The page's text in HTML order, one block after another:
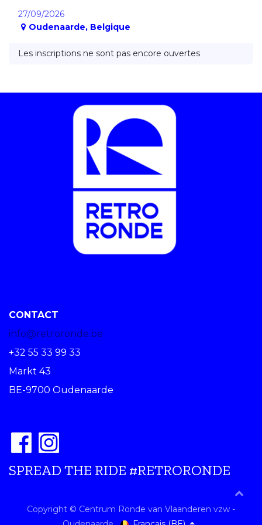
27/09/2026
Oudenaarde, Belgique
Les inscriptions ne sont pas encore ouvertes
CONTACT
info@retroronde.be
+32 55 33 99 33
Markt 43
BE-9700 Oudenaarde
SPREAD THE RIDE #RETRORONDE
Copyright © Centrum Ronde van Vlaanderen vzw -